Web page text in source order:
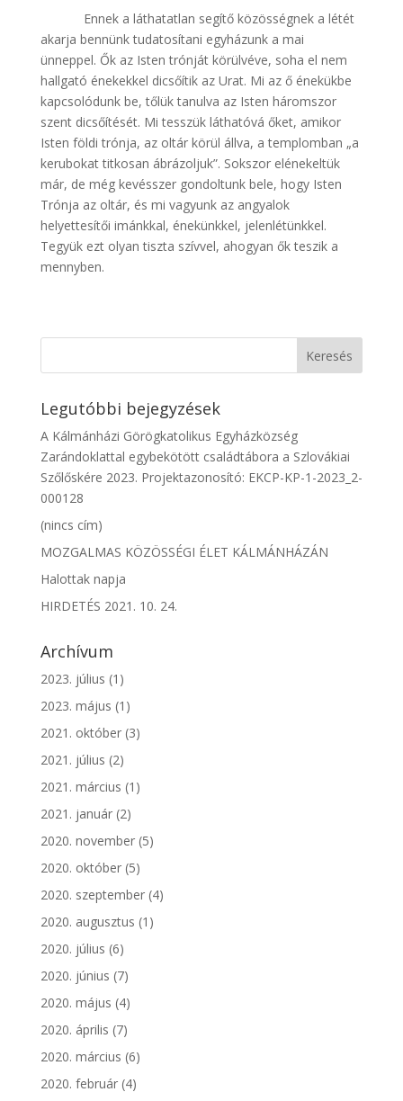
Ennek a láthatatlan segítő közösségnek a létét
akarja bennünk tudatosítani egyházunk a mai
ünneppel. Ők az Isten trónját körülvéve, soha el nem
hallgató énekekkel dicsőítik az Urat. Mi az ő énekükbe
kapcsolódunk be, tőlük tanulva az Isten háromszor
szent dicsőítését. Mi tesszük láthatóvá őket, amikor
Isten földi trónja, az oltár körül állva, a templomban „a
kerubokat titkosan ábrázoljuk”. Sokszor elénekeltük
már, de még kevésszer gondoltunk bele, hogy Isten
Trónja az oltár, és mi vagyunk az angyalok
helyettesítői imánkkal, énekünkkel, jelenlétünkkel.
Tegyük ezt olyan tiszta szívvel, ahogyan ők teszik a
mennyben.
Legutóbbi bejegyzések
A Kálmánházi Görögkatolikus Egyházközség
Zarándoklattal egybekötött családtábora a Szlovákiai
Szőlőskére 2023. Projektazonosító: EKCP-KP-1-2023_2-
000128
(nincs cím)
MOZGALMAS KÖZÖSSÉGI ÉLET KÁLMÁNHÁZÁN
Halottak napja
HIRDETÉS 2021. 10. 24.
Archívum
2023. július (1)
2023. május (1)
2021. október(3)
2021. július (2)
2021. március (1)
2021. január(2)
2020. november(5)
2020. október(5)
2020. szeptember(4)
2020. augusztus (1)
2020. július (6)
2020. június (7)
2020. május (4)
2020. április (7)
2020. március (6)
2020. február(4)